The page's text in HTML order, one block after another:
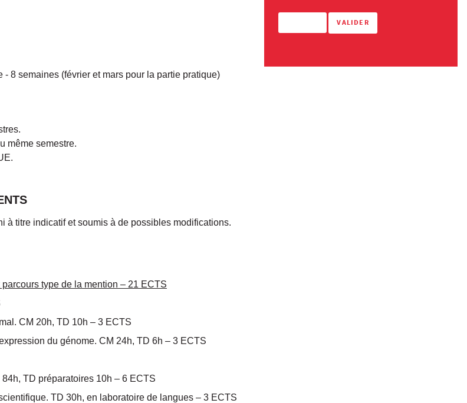
8 semaines (février et mars pour la partie pratique)
même semestre.
à titre indicatif et soumis à de possibles modifications.
type de la mention – 21 ECTS
CM 20h, TD 10h – 3 ECTS
du génome. CM 24h, TD 6h – 3 ECTS
TD préparatoires 10h – 6 ECTS
TD 30h, en laboratoire de langues – 3 ECTS